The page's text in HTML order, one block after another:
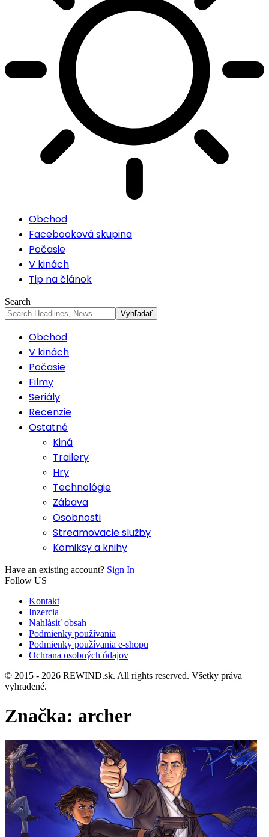
Obchod
Facebooková skupina
Počasie
V kinách
Tip na článok
Search
Obchod
V kinách
Počasie
Filmy
Seriály
Recenzie
Ostatné
Kiná
Trailery
Hry
Technológie
Zábava
Osobnosti
Streamovacie služby
Komiksy a knihy
Have an existing account? Sign In
Follow US
Kontakt
Inzercia
Nahlásiť obsah
Podmienky používania
Podmienky používania e-shopu
Ochrana osobných údajov
© 2015 - 2026 REWIND.sk. All rights reserved. Všetky práva
vyhradené.
Značka: archer